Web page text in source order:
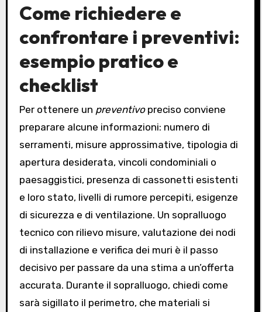
Come richiedere e
confrontare i preventivi:
esempio pratico e
checklist
Per ottenere un preventivopreciso conviene
preparare alcune informazioni: numero di
serramenti, misure approssimative, tipologia di
apertura desiderata, vincoli condominiali o
paesaggistici, presenza di cassonetti esistenti
e loro stato, livelli di rumore percepiti, esigenze
di sicurezza e di ventilazione. Un sopralluogo
tecnico con rilievo misure, valutazione dei nodi
di installazione e verifica dei muri è il passo
decisivo per passare da una stima a un’offerta
accurata. Durante il sopralluogo, chiedi come
sarà sigillato il perimetro, che materiali si